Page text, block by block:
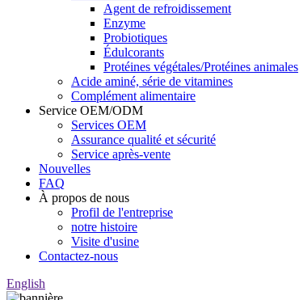
Agent de refroidissement
Enzyme
Probiotiques
Édulcorants
Protéines végétales/Protéines animales
Acide aminé, série de vitamines
Complément alimentaire
Service OEM/ODM
Services OEM
Assurance qualité et sécurité
Service après-vente
Nouvelles
FAQ
À propos de nous
Profil de l'entreprise
notre histoire
Visite d'usine
Contactez-nous
English